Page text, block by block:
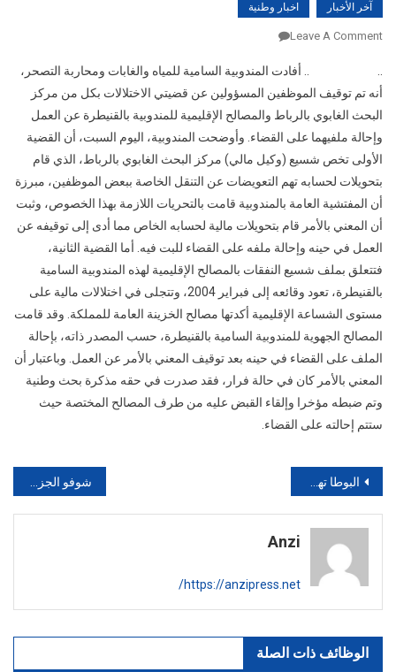
آخر الأخبار اخبار وطنية
Leave A Comment
موظفين
مسؤوليين
في
قضية
اختلالات
مالية
.. أفادت المندوبية السامية للمياه والغابات ومحاربة التصحر،
أنه تم توقيف الموظفين المسؤولين عن قضيتي الاختلالات بكل من مركز
البحث الغابوي بالرباط والمصالح الإقليمية للمندوبية بالقنيطرة عن العمل
وإحالة ملفيهما على القضاء. وأوضحت المندوبية، اليوم السبت، أن القضية
الأولى تخص شسيع (وكيل مالي) مركز البحث الغابوي بالرباط، الذي قام
بتحويلات لحسابه تهم التعويضات عن التنقل الخاصة ببعض الموظفين، مبرزة
أن المفتشية العامة بالمندوبية قامت بالتحريات اللازمة بهذا الخصوص، وثبت
أن المعني بالأمر قام بتحويلات مالية لحسابه الخاص مما أدى إلى توقيفه عن
العمل في حينه وإحالة ملفه على القضاء للبت فيه. أما القضية الثانية،
فتتعلق بملف شسيع النفقات بالمصالح الإقليمية لهذه المندوبية السامية
بالقنيطرة، تعود وقائعه إلى فبراير 2004، وتتجلى في اختلالات مالية على
مستوى الشساعة الإقليمية أكدتها مصالح الخزينة العامة للمملكة. وقد قامت
المصالح الجهوية للمندوبية السامية بالقنيطرة، حسب المصدر ذاته، بإحالة
الملف على القضاء في حينه بعد توقيف المعني بالأمر عن العمل. وباعتبار أن
المعني بالأمر كان في حالة فرار، فقد صدرت في حقه مذكرة بحث وطنية
وتم ضبطه مؤخرا وإلقاء القبض عليه من طرف المصالح المختصة حيث
ستتم إحالته على القضاء.
تصفّح
المقالات
البوطا تهدد حكومة العثماني وتكشف عدم ????
Anzi
https://anzipress.net/
الوظائف ذات الصلة